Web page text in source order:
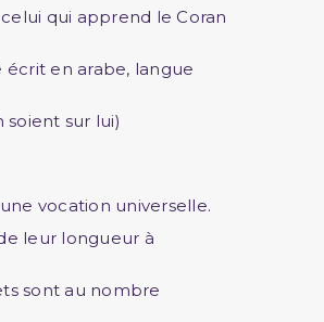
qui apprend le Coran
sur lui)
vocation universelle.
leur longueur à
sont au nombre